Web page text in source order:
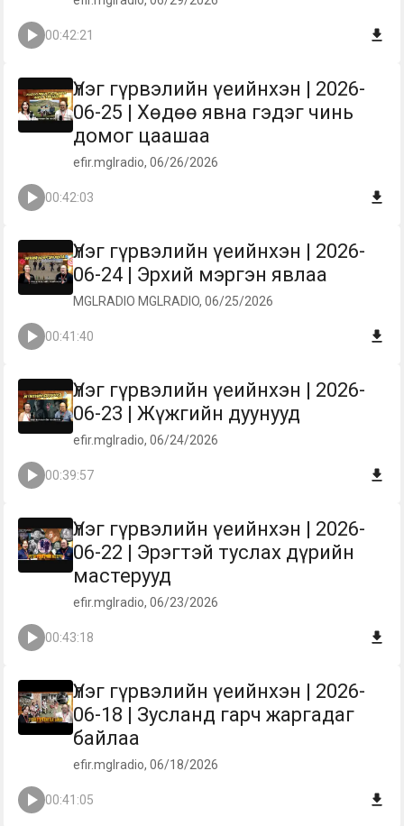
00:42:21
Үлэг гүрвэлийн үеийнхэн | 2026-
06-25 | Хөдөө явна гэдэг чинь
домог цаашаа
efir.mglradio, 06/26/2026
00:42:03
Үлэг гүрвэлийн үеийнхэн | 2026-
06-24 | Эрхий мэргэн явлаа
MGLRADIO MGLRADIO, 06/25/2026
00:41:40
Үлэг гүрвэлийн үеийнхэн | 2026-
06-23 | Жүжгийн дуунууд
efir.mglradio, 06/24/2026
00:39:57
Үлэг гүрвэлийн үеийнхэн | 2026-
06-22 | Эрэгтэй туслах дүрийн
мастерууд
efir.mglradio, 06/23/2026
00:43:18
Үлэг гүрвэлийн үеийнхэн | 2026-
06-18 | Зусланд гарч жаргадаг
байлаа
efir.mglradio, 06/18/2026
00:41:05